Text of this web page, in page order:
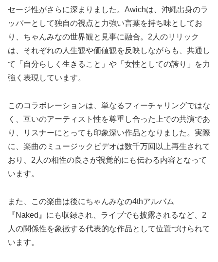
セージ性がさらに深まりました。Awichは、沖縄出身のラ
ッパーとして独自の視点と力強い言葉を持ち味としてお
り、ちゃんみなの世界観と見事に融合。2人のリリック
は、それぞれの人生観や価値観を反映しながらも、共通し
て「自分らしく生きること」や「女性としての誇り」を力
強く表現しています。
このコラボレーションは、単なるフィーチャリングではな
く、互いのアーティスト性を尊重し合った上での共演であ
り、リスナーにとっても印象深い作品となりました。実際
に、楽曲のミュージックビデオは数千万回以上再生されて
おり、2人の相性の良さが視覚的にも伝わる内容となって
います。
また、この楽曲は後にちゃんみなの4thアルバム
『Naked』にも収録され、ライブでも披露されるなど、2
人の関係性を象徴する代表的な作品として位置づけられて
います。